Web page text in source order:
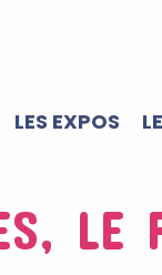
LES EXPOS
LE